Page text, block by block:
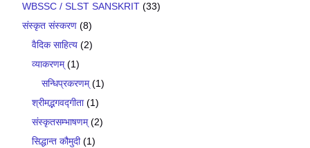
WBSSC / SLST SANSKRIT (33)
संस्कृत संस्करण (8)
वैदिक साहित्य (2)
व्याकरणम्(1)
सन्धिप्रकरणम्(1)
श्रीमद्भगवद्गीता(1)
संस्कृतसम्भाषणम्(2)
सिद्धान्त कौमुदी(1)